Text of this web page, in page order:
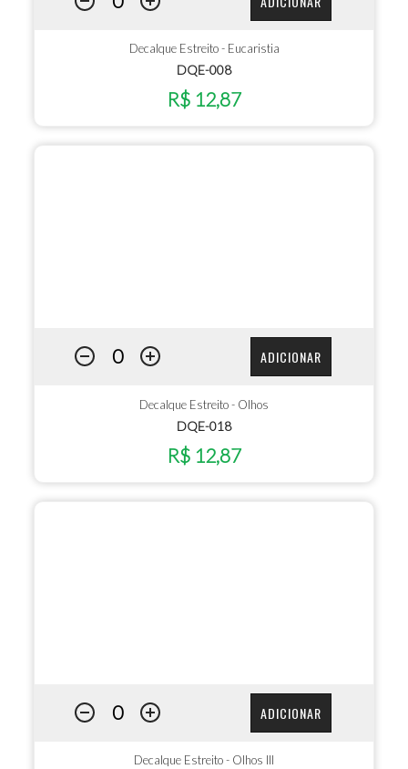
Decalque Estreito - Eucaristia
DQE-008
R$ 12,87
ADICIONAR
Decalque Estreito - Olhos
DQE-018
R$ 12,87
ADICIONAR
Decalque Estreito - Olhos III